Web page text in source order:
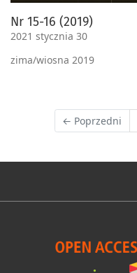
Nr 15-16 (2019)
2021 stycznia 30
zima/wiosna 2019
← Poprzedni